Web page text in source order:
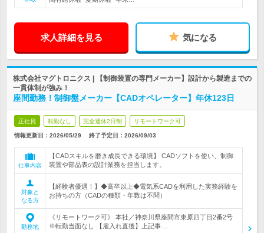
求人詳細を見る 気になる
株式会社マグトロニクス | 【制御装置の専門メーカー】設計から製造までの
一貫体制が強み！
座間勤務！制御盤メーカー【CADオペレーター】年休123日
正社員 転勤なし 完全週休2日制 リモートワーク可
情報更新日：2026/05/29 終了予定日： 2026/09/03
仕事内容
【CADスキルを磨き成長できる環境】 CADソフトを使い、制御
装置や部品表の設計業務を担当します。
対象と
なる方
【経験者優遇！】◆高卒以上◆電気系CADを利用した実務経験を
お持ちの方（CADの種類・年数は不問）
勤務地
《リモートワーク可》 本社／神奈川県座間市東原四丁目2番2号
※転勤当面なし 【雇入れ直後】上記事…